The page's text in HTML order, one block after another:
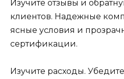
Изучите отзывы и
клиентов. Надежные
ясные условия и
сертификации.
Изучите расходы.